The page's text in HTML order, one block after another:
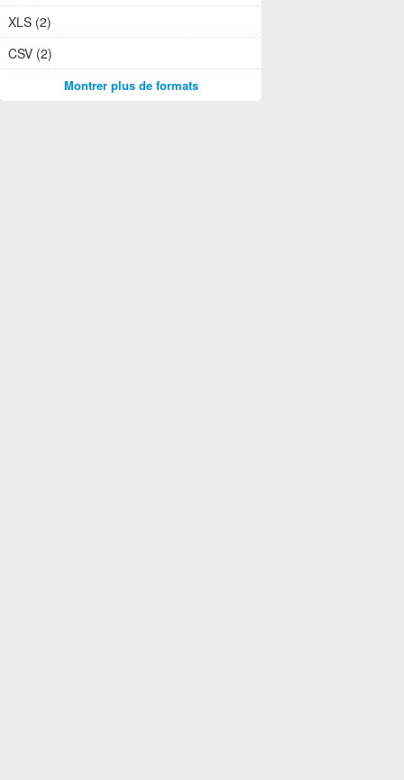
XLS (2)
CSV (2)
Montrer plus de formats